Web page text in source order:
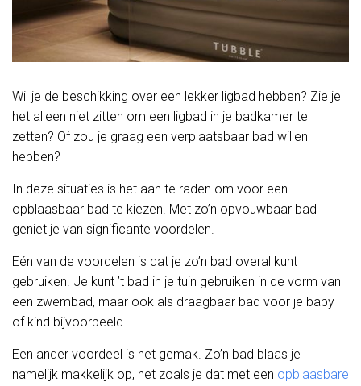
Wil je de beschikking over een lekker ligbad hebben? Zie je
het alleen niet zitten om een ligbad in je badkamer te
zetten? Of zou je graag een verplaatsbaar bad willen
hebben?
In deze situaties is het aan te raden om voor een
opblaasbaar bad te kiezen. Met zo’n opvouwbaar bad
geniet je van significante voordelen.
Eén van de voordelen is dat je zo’n bad overal kunt
gebruiken. Je kunt ’t bad in je tuin gebruiken in de vorm van
een zwembad, maar ook als draagbaar bad voor je baby
of kind bijvoorbeeld.
Een ander voordeel is het gemak. Zo’n bad blaas je
namelijk makkelijk op, net zoals je dat met een opblaasbare